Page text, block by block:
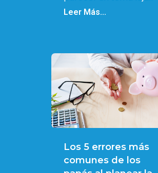
Leer Más...
Los 5 errores más
comunes de los